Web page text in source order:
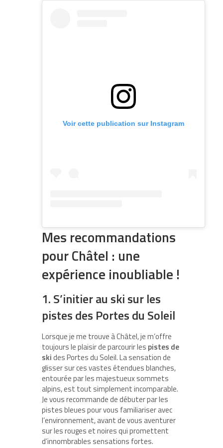
Voir cette publication sur Instagram
Mes recommandations
pour Châtel : une
expérience inoubliable !
1. S’initier au ski sur les
pistes des Portes du Soleil
Lorsque je me trouve à Châtel, je m’offre
toujours le plaisir de parcourir les pistes de
skides Portes du Soleil. La sensation de
glisser sur ces vastes étendues blanches,
entourée par les majestueux sommets
alpins, est tout simplement incomparable.
Je vous recommande de débuter par les
pistes bleues pour vous familiariser avec
l’environnement, avant de vous aventurer
sur les rouges et noires qui promettent
d’innombrables sensations fortes.